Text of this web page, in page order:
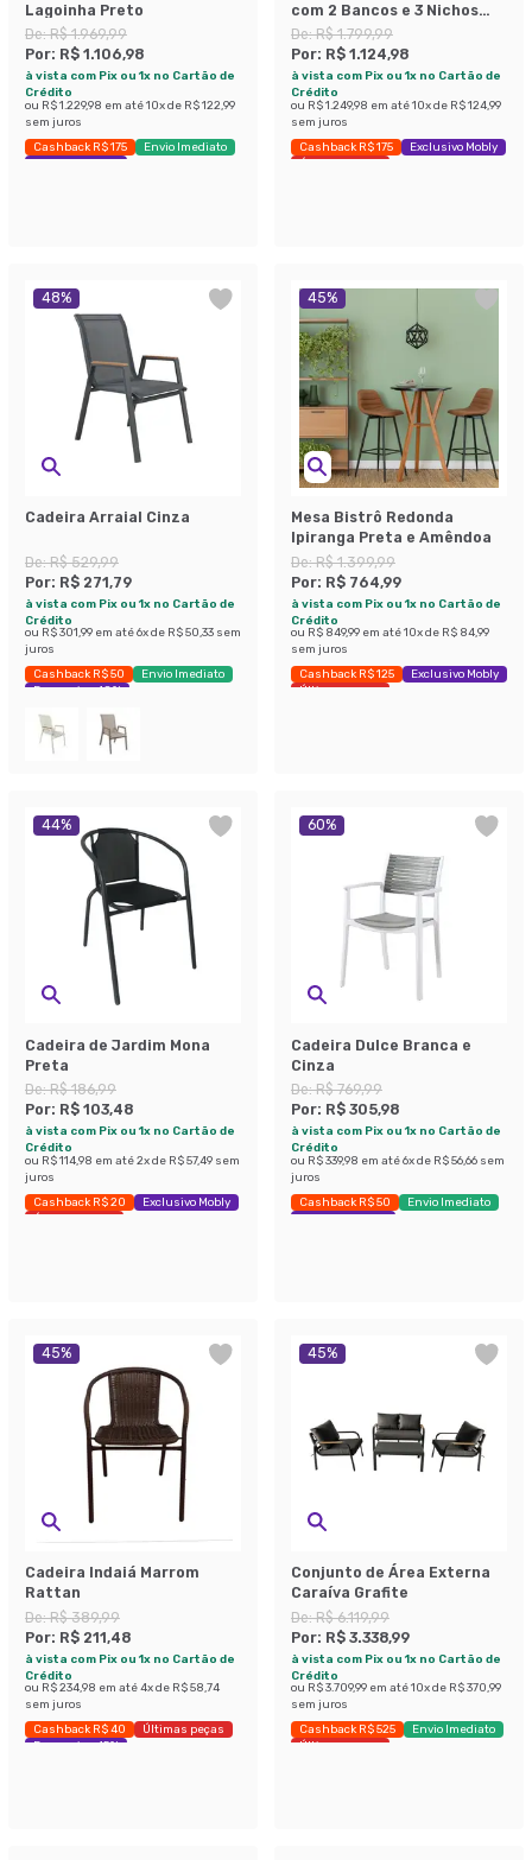
Lagoinha Preto
De:R$ 1.969,99
Por: R$ 1.106,98
à vista com Pix ou 1x no Cartão de
Crédito
ou R$ 1.229,98 em até10x de R$ 122,99
sem juros
Cashback R$ 175
Envio Imediato
Economize 43%
com 2 Bancos e 3 Nichos
Wilbur Preto e Amêndoa
De:R$ 1.799,99
Por: R$ 1.124,98
à vista com Pix ou 1x no Cartão de
Crédito
ou R$ 1.249,98 em até10x de R$ 124,99
sem juros
Cashback R$ 175
Exclusivo Mobly
Últimas peças
48%
Cadeira Arraial Cinza
De:R$ 529,99
Por: R$ 271,79
à vista com Pix ou 1x no Cartão de
Crédito
ou R$ 301,99 em até6x de R$ 50,33 sem
juros
Cashback R$ 50
Envio Imediato
Economize 48%
45%
Mesa Bistrô Redonda
Ipiranga Preta e Amêndoa
De:R$ 1.399,99
Por: R$ 764,99
à vista com Pix ou 1x no Cartão de
Crédito
ou R$ 849,99 em até10x de R$ 84,99
sem juros
Cashback R$ 125
Exclusivo Mobly
Últimas peças
44%
Cadeira de Jardim Mona
Preta
De:R$ 186,99
Por: R$ 103,48
à vista com Pix ou 1x no Cartão de
Crédito
ou R$ 114,98 em até2x de R$ 57,49 sem
juros
Cashback R$ 20
Exclusivo Mobly
Últimas peças
60%
Cadeira Dulce Branca e
Cinza
De:R$ 769,99
Por: R$ 305,98
à vista com Pix ou 1x no Cartão de
Crédito
ou R$ 339,98 em até6x de R$ 56,66 sem
juros
Cashback R$ 50
Envio Imediato
Exclusivo Mobly
45%
Cadeira Indaiá Marrom
Rattan
De:R$ 389,99
Por: R$ 211,48
à vista com Pix ou 1x no Cartão de
Crédito
ou R$ 234,98 em até4x de R$ 58,74
sem juros
Cashback R$ 40
Últimas peças
Economize 45%
45%
Conjunto de Área Externa
Caraíva Grafite
De:R$ 6.119,99
Por: R$ 3.338,99
à vista com Pix ou 1x no Cartão de
Crédito
ou R$ 3.709,99 em até10x de R$ 370,99
sem juros
Cashback R$ 525
Envio Imediato
Últimas peças